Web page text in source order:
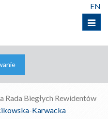
Menu
EN
Rada Biegłych Rewidentów
Karwacka